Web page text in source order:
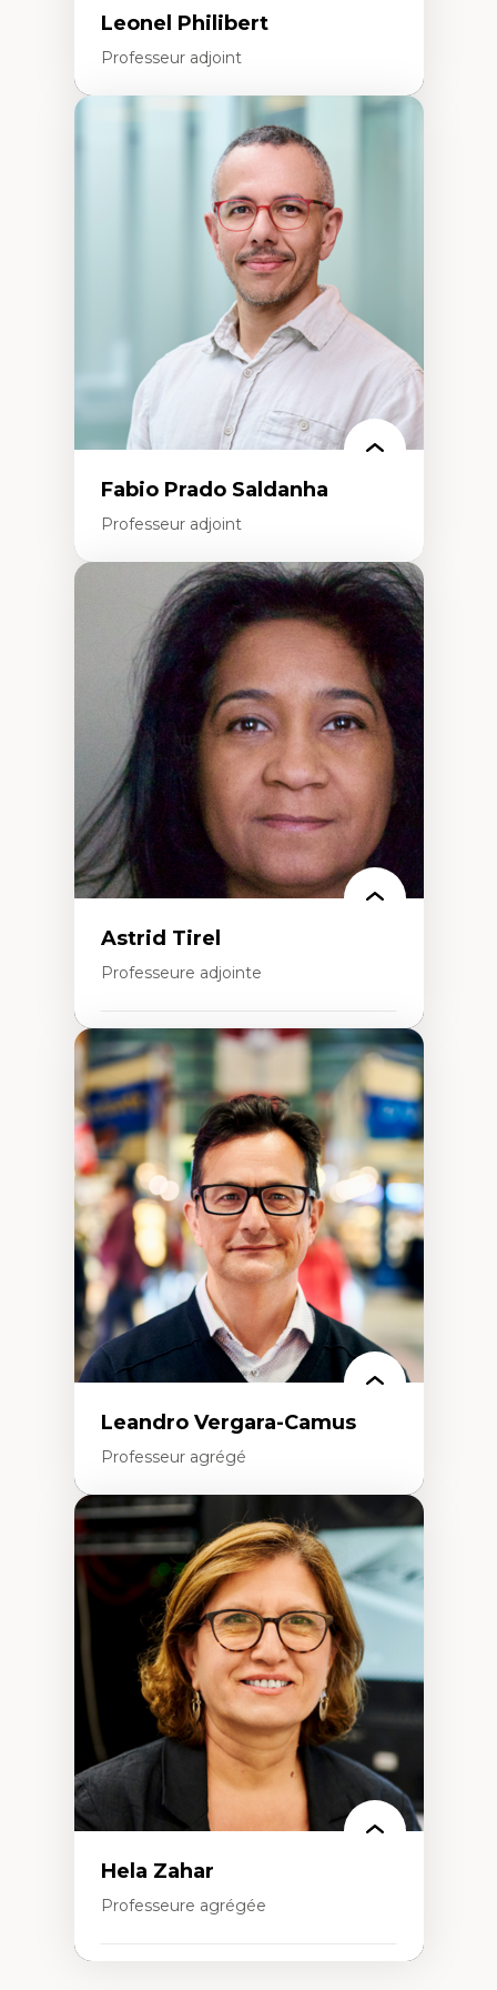
Leonel Philibert
Professeur adjoint
Santé mondiale
Femme en contexte de pauvreté
Participation citoyenne
Inégalités sociales santé
Santé de la reproduction
Développement durable
Fabio Prado Saldanha
Professeur adjoint
Expertises
Innovation sociale
Technologies sociales
Entrepreneuriat social et collectif
Approches critiques et décoloniales
Discours, récits et narratologie en
management
Transformation socioéconomique des
communautés marginalisées
Politiques d’inclusion et économie solidaire
Études organisationnelles critiques
Créativité et management culturel
Méthodologies qualitatives
Astrid Tirel
Professeure adjointe
Expertises
Art
Anti-discrimination
Décolonisation de l’enseignement, de la
recherche, des institutions administratives
et syndicales
Pluralisme épistémologique et
francophonie
Culture
Politiques culturelles
Vivre ensemble
Anti-racisme
Anti-sexisme
Pratiques non oppressives
Leandro Vergara-Camus
Professeur agrégé
Expertises
Amérique latine
Théories du développement et
développement alternatif
Théories de l’État
Développement durable
Économie politique
Théories marxistes
Mouvements sociaux
Transition énergétique
Énergies renouvelables
Hela Zahar
Professeure agrégée